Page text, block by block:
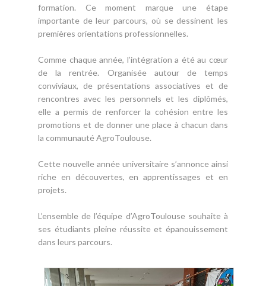
formation. Ce moment marque une étape
importante de leur parcours, où se dessinent les
premières orientations professionnelles.
Comme chaque année, l’intégration a été au cœur
de la rentrée. Organisée autour de temps
conviviaux, de présentations associatives et de
rencontres avec les personnels et les diplômés,
elle a permis de renforcer la cohésion entre les
promotions et de donner une place à chacun dans
la communauté AgroToulouse.
Cette nouvelle année universitaire s’annonce ainsi
riche en découvertes, en apprentissages et en
projets.
L’ensemble de l’équipe d’AgroToulouse souhaite à
ses étudiants pleine réussite et épanouissement
dans leurs parcours.